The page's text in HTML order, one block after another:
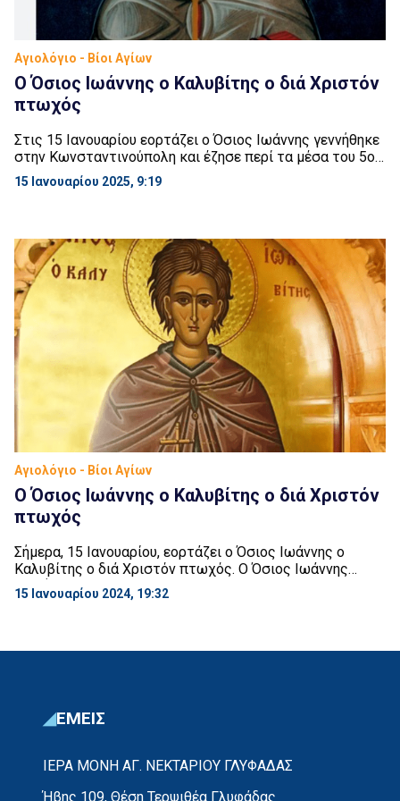
Αγιολόγιο - Βίοι Αγίων
Ο Όσιος Ιωάννης ο Καλυβίτης ο διά Χριστόν
πτωχός
Στις 15 Ιανουαρίου εορτάζει ο Όσιος Ιωάννης γεννήθηκε
στην Κωνσταντινούπολη και έζησε περί τα μέσα του 5ου
αιώνα μ.Χ. Ο πατέρας του ονομαζόταν Ευτρόπιος και
ήταν συγκλητικός. Η μητέρα του ονομαζόταν Θεοδώρα. Ο
στρόβιλο, έχανε το ηθικό του και τη […]
15 Ιανουαρίου 2025, 9:19
Αγιολόγιο - Βίοι Αγίων
Ο Όσιος Ιωάννης ο Καλυβίτης ο διά Χριστόν
πτωχός
Σήμερα, 15 Ιανουαρίου, εορτάζει ο Όσιος Ιωάννης ο
Καλυβίτης ο διά Χριστόν πτωχός. Ο Όσιος Ιωάννης
γεννήθηκε στην Κωνσταντινούπολη και έζησε περί τα
μέσα του 5ου αιώνα μ.Χ. Ο πατέρας του ονομαζόταν
αγάπησε τον μοναχικό βίο και φοβούμενος μήπως,
15 Ιανουαρίου 2024, 19:32
ΕΜΕΙΣ
ΙΕΡΑ ΜΟΝΗ ΑΓ. ΝΕΚΤΑΡΙΟΥ ΓΛΥΦΑΔΑΣ
Ήβης 109, Θέση Τερψιθέα Γλυφάδας